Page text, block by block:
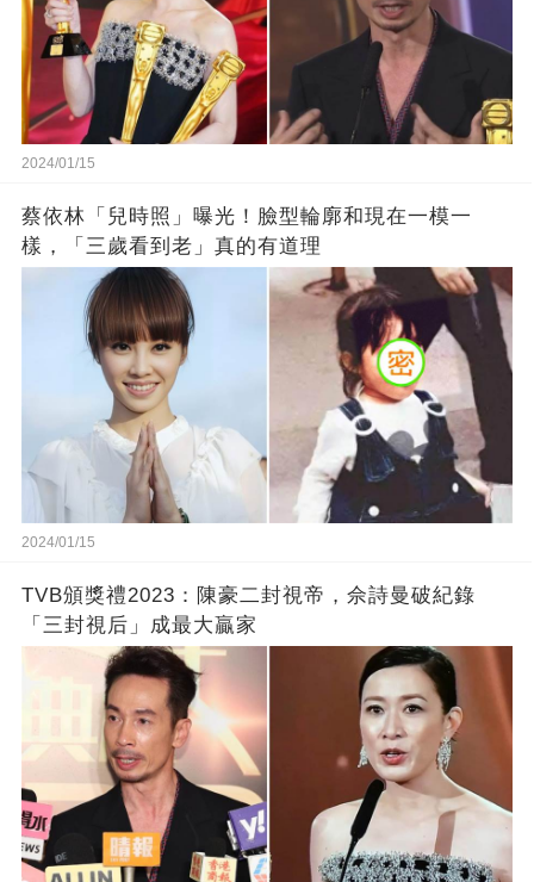
2024/01/15
蔡依林「兒時照」曝光！臉型輪廓和現在一模一
樣，「三歲看到老」真的有道理
2024/01/15
TVB頒獎禮2023：陳豪二封視帝，佘詩曼破紀錄
「三封視后」成最大贏家